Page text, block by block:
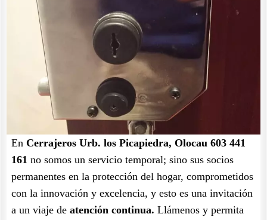
En Cerrajeros Urb. los Picapiedra, Olocau 603 441
161 no somos un servicio temporal; sino sus socios
permanentes en la protección del hogar, comprometidos
con la innovación y excelencia, y esto es una invitación
a un viaje de atención continua. Llámenos y permita